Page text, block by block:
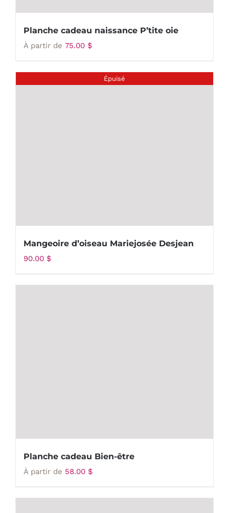
Planche cadeau naissance P’tite oie
À partir de 75.00 $
Épuisé
Mangeoire d’oiseau Mariejosée Desjean
90.00 $
Planche cadeau Bien-être
À partir de 58.00 $